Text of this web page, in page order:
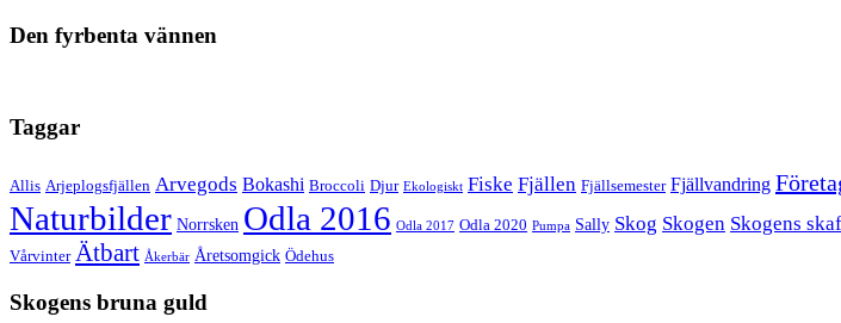
Den fyrbenta vännen
Taggar
Allis Arjeplogsfjällen Arvegods Bokashi Broccoli Djur Ekologiskt Fiske Fjällen Fjällsemester Fjällvandring
Naturbilder Norrsken Odla 2016 Odla 2017 Odla 2020 Pumpa Sally Skog Skogen Skogens
Vårvinter Ätbart Åkerbär Åretsomgick Ödehus
Skogens bruna guld